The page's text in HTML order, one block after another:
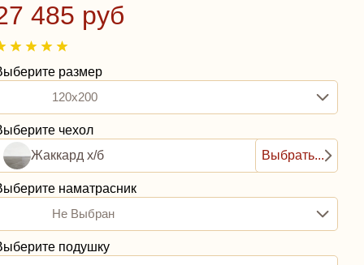
485 руб
размер
120x200
чехол
Жаккард х/б
Выбрать...
наматрасник
Не Выбран
подушку